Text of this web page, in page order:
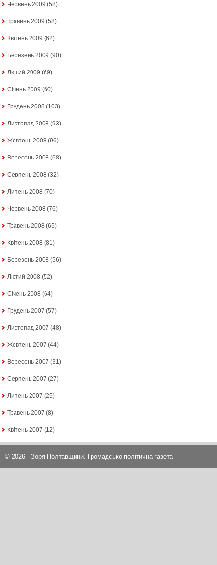
Червень 2009 (58)
Травень 2009 (58)
Квітень 2009 (62)
Березень 2009 (90)
Лютий 2009 (69)
Січень 2009 (60)
Грудень 2008 (103)
Листопад 2008 (93)
Жовтень 2008 (96)
Вересень 2008 (68)
Серпень 2008 (32)
Липень 2008 (70)
Червень 2008 (76)
Травень 2008 (65)
Квітень 2008 (81)
Березень 2008 (56)
Лютий 2008 (52)
Січень 2008 (64)
Грудень 2007 (57)
Листопад 2007 (48)
Жовтень 2007 (44)
Вересень 2007 (31)
Серпень 2007 (27)
Липень 2007 (25)
Травень 2007 (8)
Квітень 2007 (12)
© 2026 - Зоря Полтавщини. Громадсько-політична газета